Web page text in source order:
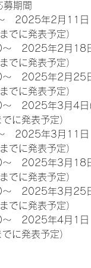
期間
　2025年2月11
に発表予定）
　2025年2月18
に発表予定）
　2025年2月25
に発表予定）
　2025年3月4
に発表予定）
　2025年3月11
に発表予定）
　2025年3月18
に発表予定）
　2025年3月25
に発表予定）
　2025年4月1
に発表予定）